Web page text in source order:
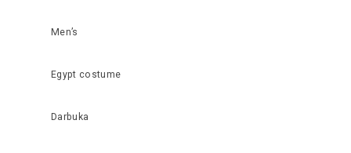
Men’s
Egypt costume
Darbuka